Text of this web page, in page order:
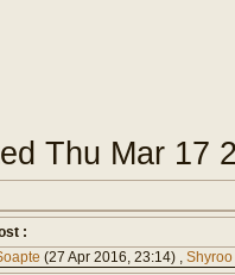
Thu Mar 17
:
(27 Apr 2016, 23:14) , Shyroo